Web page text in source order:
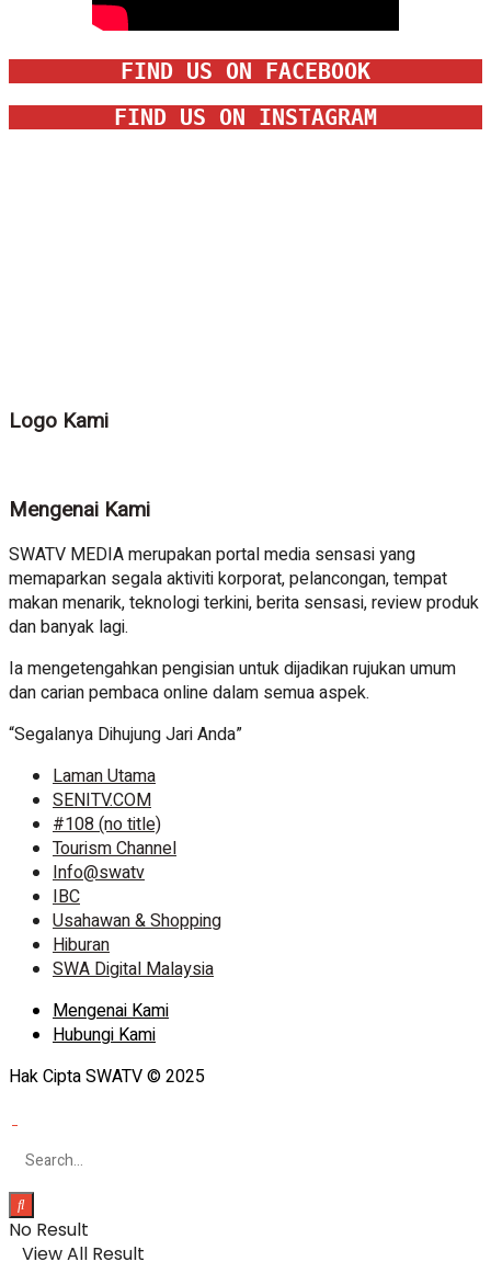
FIND US ON FACEBOOK
FIND US ON INSTAGRAM
Logo Kami
Mengenai Kami
SWATV MEDIA merupakan portal media sensasi yang
memaparkan segala aktiviti korporat, pelancongan, tempat
makan menarik, teknologi terkini, berita sensasi, review produk
dan banyak lagi.
Ia mengetengahkan pengisian untuk dijadikan rujukan umum
dan carian pembaca online dalam semua aspek.
“Segalanya Dihujung Jari Anda”
Laman Utama
SENITV.COM
#108 (no title)
Tourism Channel
Info@swatv
IBC
Usahawan & Shopping
Hiburan
SWA Digital Malaysia
Mengenai Kami
Hubungi Kami
Hak Cipta SWATV © 2025
No Result
View All Result